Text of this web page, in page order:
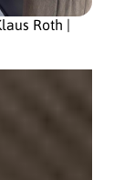
Roth |